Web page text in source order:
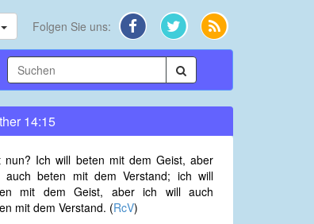
Folgen Sie uns:
14:15
nun? Ich will beten mit dem Geist, aber
auch beten mit dem Verstand; ich will
mit dem Geist, aber ich will auch
mit dem Verstand. (RcV)